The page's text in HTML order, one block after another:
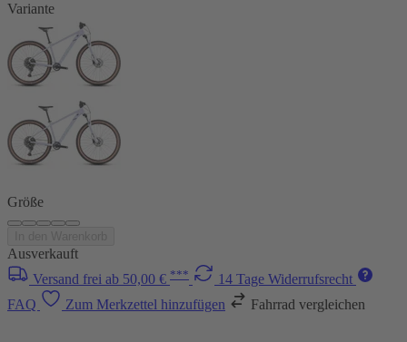
Variante
Größe
Ausverkauft
Versand frei ab 50,00 € ***
14 Tage Widerrufsrecht
FAQ
Zum Merkzettel hinzufügen Fahrrad vergleichen